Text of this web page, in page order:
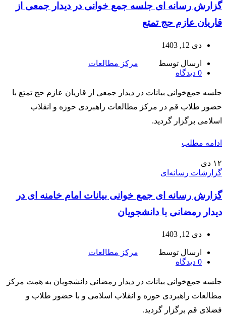
گزارش رسانه ای جلسه جمع خوانی در دیدار جمعی از
قاریان عازم حج تمتع
دی 12, 1403
ارسال توسط
مرکز مطالعات
0 دیدگاه
جلسه جمع‌خوانی بیانات در دیدار جمعی از قاریان عازم حج تمتع با
حضور طلاب قم در مرکز مطالعات راهبردی حوزه و انقلاب
اسلامی برگزار گردید.
ادامه مطلب
۱۲ دی
گزارشات رسانه‌ای
گزارش رسانه ای جمع خوانی بیانات امام خامنه ای در
دیدار رمضانی با دانشجویان
دی 12, 1403
ارسال توسط
مرکز مطالعات
0 دیدگاه
جلسه جمع‌خوانی بیانات در دیدار رمضانی دانشجویان به همت مرکز
مطالعات راهبردی حوزه و انقلاب اسلامی و با حضور طلاب و
فضلای قم برگزار گردید.